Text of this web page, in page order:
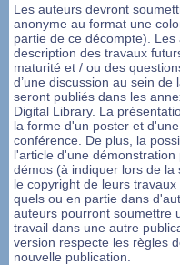
Les auteurs devront
anonyme au format une
partie de ce décompte).
description des travaux
maturité et / ou des
d’une discussion au sein
seront publiés dans les
Digital Library. La
la forme d'un poster et
conférence. De plus, la
l'article d'une
démos (à indiquer lors de
le copyright de leurs
quels ou en partie dans
auteurs pourront soumettre
travail dans une autre
version respecte les règles
nouvelle publication.